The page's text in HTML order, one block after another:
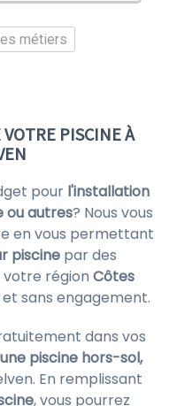
métiers
PISCINE À
pour l'installation
ou autres? Nous vous
en vous permettant
piscine par des
région Côtes
sans engagement.
dans vos
piscine hors-sol,
En remplissant
, vous pourrez